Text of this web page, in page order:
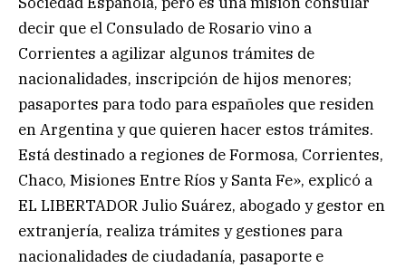
decir que el Consulado de Rosario vino a
Corrientes a agilizar algunos trámites de
nacionalidades, inscripción de hijos menores;
pasaportes para todo para españoles que residen
en Argentina y que quieren hacer estos trámites.
Está destinado a regiones de Formosa, Corrientes,
Chaco, Misiones Entre Ríos y Santa Fe», explicó a
EL LIBERTADOR Julio Suárez, abogado y gestor en
extranjería, realiza trámites y gestiones para
nacionalidades de ciudadanía, pasaporte e